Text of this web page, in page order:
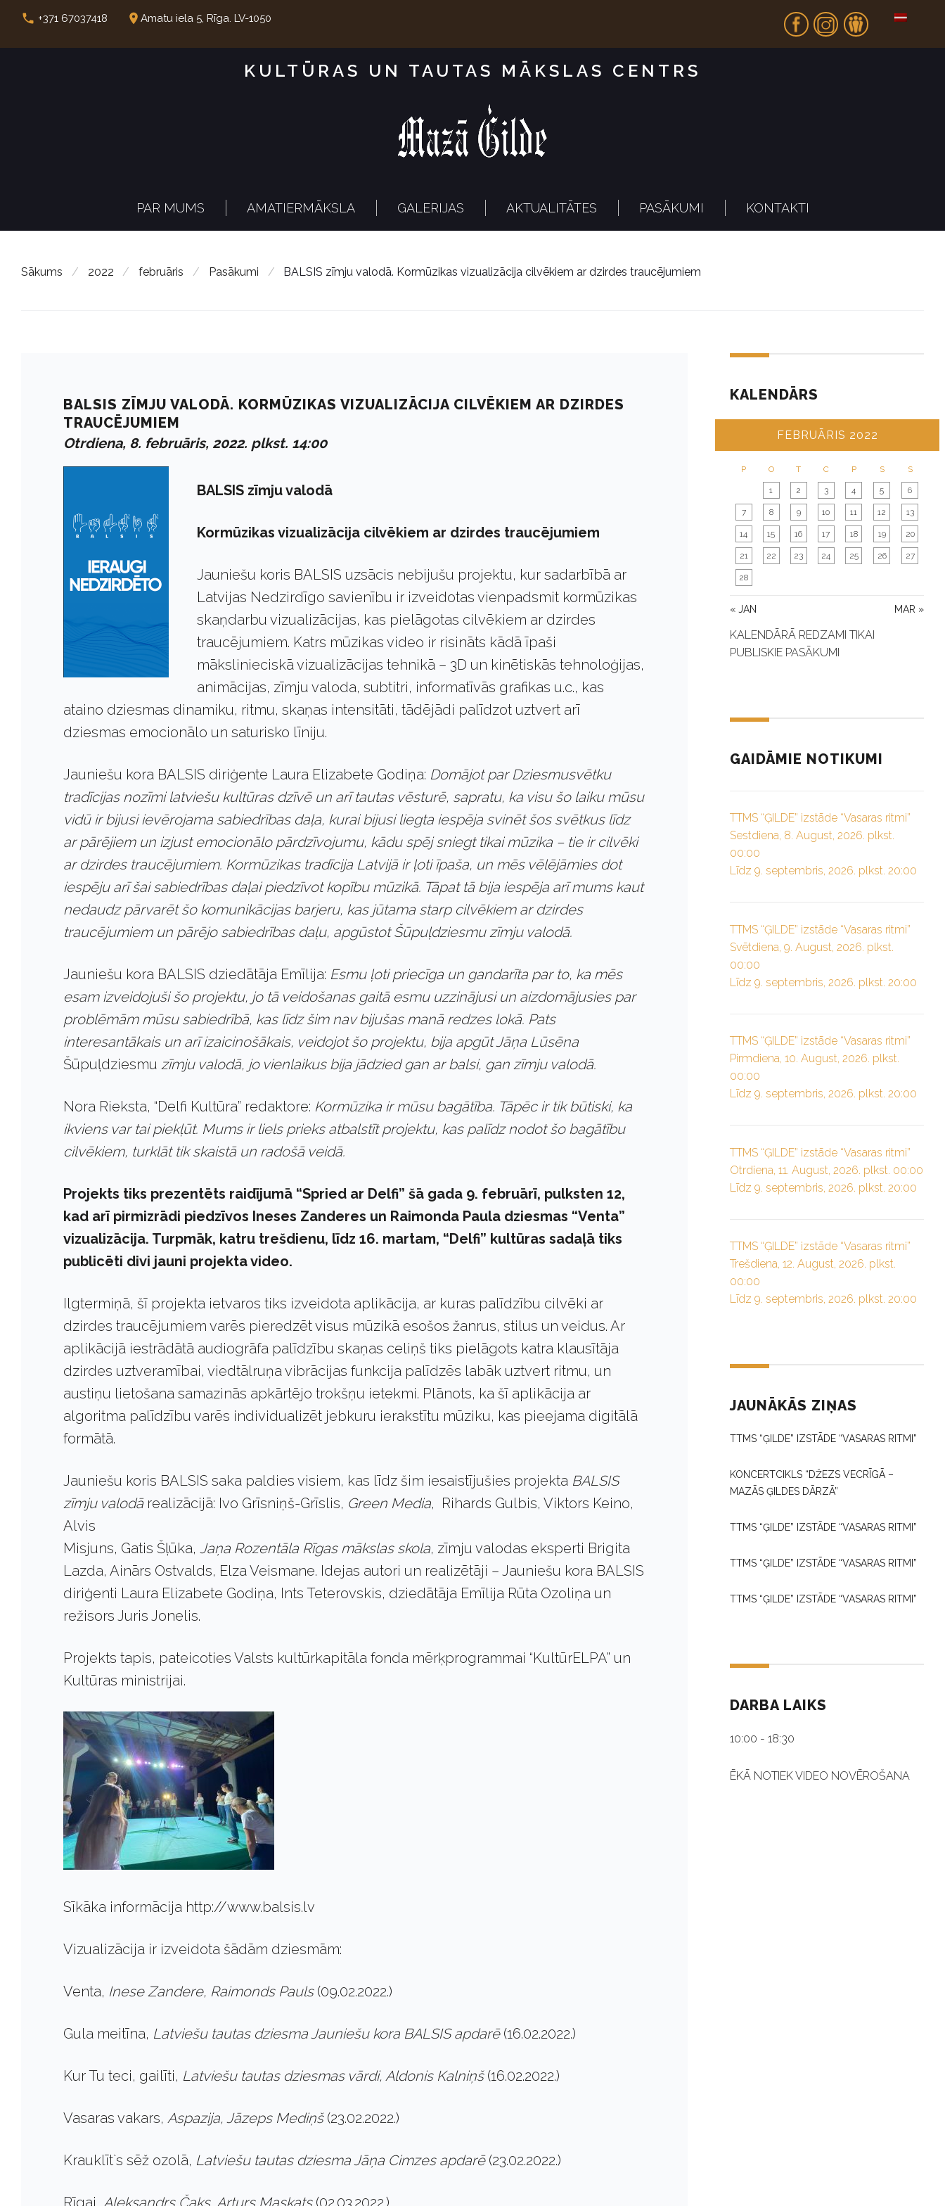
e
Fb In Dr
call +371 67037418 place Amatu iela 5, Rīga. LV-1050
KULTŪRAS UN TAUTAS MĀKSLAS CENTRS
PAR MUMS AMATIERMĀKSLA GALERIJAS AKTUALITĀTES PASĀKUMI KONTAKTI
Sākums / 2022 / februāris / Pasākumi / BALSIS zīmju valodā. Kormūzikas vizualizācija cilvēkiem ar dzirdes traucējumiem
BALSIS ZĪMJU VALODĀ. KORMŪZIKAS VIZUALIZĀCIJA CILVĒKIEM AR DZIRDES
TRAUCĒJUMIEM
Otrdiena, 8. februāris, 2022. plkst. 14:00
BALSIS zīmju valodā
Kormūzikas vizualizācija cilvēkiem ar dzirdes traucējumiem
Jauniešu koris BALSIS uzsācis nebijušu projektu, kur sadarbībā ar
Latvijas Nedzirdīgo savienību ir izveidotas vienpadsmit kormūzikas
skaņdarbu vizualizācijas, kas pielāgotas cilvēkiem ar dzirdes
traucējumiem. Katrs mūzikas video ir risināts kādā īpaši
mākslinieciskā vizualizācijas tehnikā – 3D un kinētiskās tehnoloģijas,
animācijas, zīmju valoda, subtitri, informatīvās grafikas u.c., kas
ataino dziesmas dinamiku, ritmu, skaņas intensitāti, tādējādi palīdzot uztvert arī
dziesmas emocionālo un saturisko līniju.
Jauniešu kora BALSIS diriģente Laura Elizabete Godiņa: Domājot par Dziesmusvētku
tradīcijas nozīmi latviešu kultūras dzīvē un arī tautas vēsturē, sapratu, ka visu šo laiku mūsu
vidū ir bijusi ievērojama sabiedrības daļa, kurai bijusi liegta iespēja svinēt šos svētkus līdz
ar pārējiem un izjust emocionālo pārdzīvojumu, kādu spēj sniegt tikai mūzika – tie ir cilvēki
ar dzirdes traucējumiem. Kormūzikas tradīcija Latvijā ir ļoti īpaša, un mēs vēlējāmies dot
iespēju arī šai sabiedrības daļai piedzīvot kopību mūzikā. Tāpat tā bija iespēja arī mums kaut
nedaudz pārvarēt šo komunikācijas barjeru, kas jūtama starp cilvēkiem ar dzirdes
traucējumiem un pārējo sabiedrības daļu, apgūstot Šūpuļdziesmu zīmju valodā.
Jauniešu kora BALSIS dziedātāja Emīlija: Esmu ļoti priecīga un gandarīta par to, ka mēs
esam izveidojuši šo projektu, jo tā veidošanas gaitā esmu uzzinājusi un aizdomājusies par
problēmām mūsu sabiedrībā, kas līdz šim nav bijušas manā redzes lokā. Pats
interesantākais un arī izaicinošākais, veidojot šo projektu, bija apgūt Jāņa Lūsēna
Šūpuļdziesmu zīmju valodā, jo vienlaikus bija jādzied gan ar balsi, gan zīmju valodā.
Nora Rieksta, “Delfi Kultūra” redaktore: Kormūzika ir mūsu bagātība. Tāpēc ir tik būtiski, ka
ikviens var tai piekļūt. Mums ir liels prieks atbalstīt projektu, kas palīdz nodot šo bagātību
cilvēkiem, turklāt tik skaistā un radošā veidā.
Projekts tiks prezentēts raidījumā “Spried ar Delfi” šā gada 9. februārī, pulksten 12,
kad arī pirmizrādi piedzīvos Ineses Zanderes un Raimonda Paula dziesmas “Venta”
vizualizācija. Turpmāk, katru trešdienu, līdz 16. martam, “Delfi” kultūras sadaļā tiks
publicēti divi jauni projekta video.
Ilgtermiņā, šī projekta ietvaros tiks izveidota aplikācija, ar kuras palīdzību cilvēki ar
dzirdes traucējumiem varēs pieredzēt visus mūzikā esošos žanrus, stilus un veidus. Ar
aplikācijā iestrādātā audiogrāfa palīdzību skaņas celiņš tiks pielāgots katra klausītāja
dzirdes uztveramībai, viedtālruņa vibrācijas funkcija palīdzēs labāk uztvert ritmu, un
austiņu lietošana samazinās apkārtējo trokšņu ietekmi. Plānots, ka šī aplikācija ar
algoritma palīdzību varēs individualizēt jebkuru ierakstītu mūziku, kas pieejama digitālā
formātā.
Jauniešu koris BALSIS saka paldies visiem, kas līdz šim iesaistījušies projekta BALSIS
zīmju valodārealizācijā: Ivo Grīsniņš-Grīslis, Green Media, Rihards Gulbis, Viktors Keino,
Alvis
Misjuns, Gatis Šļūka, Jaņa Rozentāla Rīgas mākslas skola, zīmju valodas eksperti Brigita
Lazda, Ainārs Ostvalds, Elza Veismane. Idejas autori un realizētāji – Jauniešu kora BALSIS
diriģenti Laura Elizabete Godiņa, Ints Teterovskis, dziedātāja Emīlija Rūta Ozoliņa un
režisors Juris Jonelis.
Projekts tapis, pateicoties Valsts kultūrkapitāla fonda mērķprogrammai “KultūrELPA” un
Kultūras ministrijai.
Sīkāka informācija http://www.balsis.lv
Vizualizācija ir izveidota šādām dziesmām:
Venta, Inese Zandere, Raimonds Pauls (09.02.2022.)
Gula meitīna, Latviešu tautas dziesma Jauniešu kora BALSIS apdarē (16.02.2022.)
Kur Tu teci, gailīti, Latviešu tautas dziesmas vārdi, Aldonis Kalniņš (16.02.2022.)
Vasaras vakars, Aspazija, Jāzeps Mediņš (23.02.2022.)
Krauklīt`s sēž ozolā, Latviešu tautas dziesma Jāņa Cimzes apdarē (23.02.2022.)
Rīgai, Aleksandrs Čaks, Arturs Maskats (02.03.2022.)
KALENDĀRS
FEBRUĀRIS 2022
P O T C P S S
« JAN MAR »
1 2 3 4 5 6
7 8 9 10 11 12 13
14 15 16 17 18 19 20
21 22 23 24 25 26 27
28
KALENDĀRĀ REDZAMI TIKAI
PUBLISKIE PASĀKUMI
GAIDĀMIE NOTIKUMI
TTMS “ĢILDE” izstāde “Vasaras ritmi”
Sestdiena, 8. August, 2026. plkst.
00:00
Līdz 9. septembris, 2026. plkst. 20:00
TTMS “ĢILDE” izstāde “Vasaras ritmi”
Svētdiena, 9. August, 2026. plkst.
00:00
Līdz 9. septembris, 2026. plkst. 20:00
TTMS “ĢILDE” izstāde “Vasaras ritmi”
Pirmdiena, 10. August, 2026. plkst.
00:00
Līdz 9. septembris, 2026. plkst. 20:00
TTMS “ĢILDE” izstāde “Vasaras ritmi”
Otrdiena, 11. August, 2026. plkst. 00:00
Līdz 9. septembris, 2026. plkst. 20:00
TTMS “ĢILDE” izstāde “Vasaras ritmi”
Trešdiena, 12. August, 2026. plkst.
00:00
Līdz 9. septembris, 2026. plkst. 20:00
JAUNĀKĀS ZIŅAS
TTMS “ĢILDE” IZSTĀDE “VASARAS RITMI”
KONCERTCIKLS “DŽEZS VECRĪGĀ –
MAZĀS ĢILDES DĀRZĀ”
TTMS “ĢILDE” IZSTĀDE “VASARAS RITMI”
TTMS “ĢILDE” IZSTĀDE “VASARAS RITMI”
TTMS “ĢILDE” IZSTĀDE “VASARAS RITMI”
DARBA LAIKS
10:00 - 18:30
ĒKĀ NOTIEK VIDEO NOVĒROŠANA